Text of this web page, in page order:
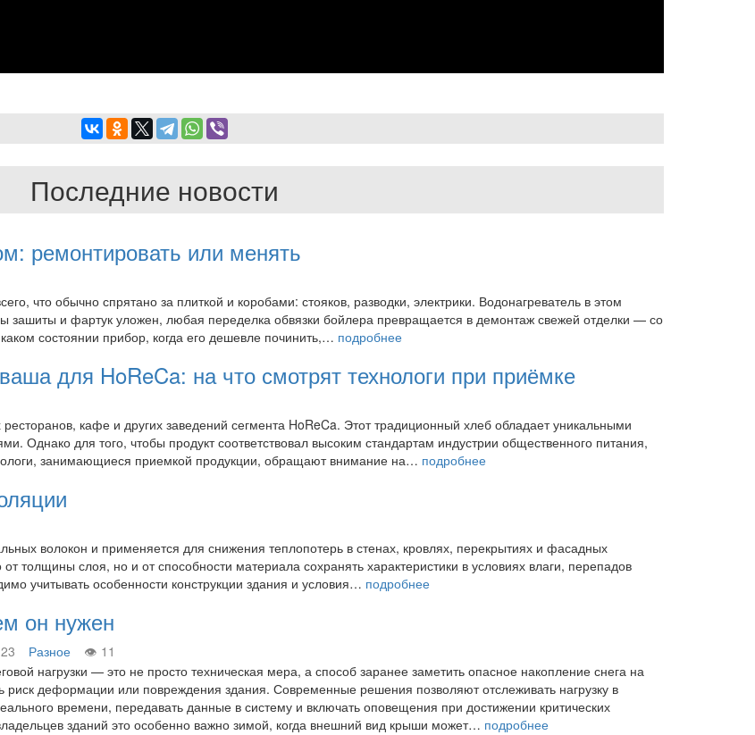
Последние новости
ремонтировать или менять
что обычно спрятано за плиткой и коробами: стояков, разводки, электрики. Водонагреватель в этом
зашиты и фартук уложен, любая переделка обвязки бойлера превращается в демонтаж свежей отделки — со
состоянии прибор, когда его дешевле починить,… подробнее
для HoReCa: на что смотрят технологи при приёмке
кафе и других заведений сегмента HoReCa. Этот традиционный хлеб обладает уникальными
Однако для того, чтобы продукт соответствовал высоким стандартам индустрии общественного питания,
занимающиеся приемкой продукции, обращают внимание на… подробнее
волокон и применяется для снижения теплопотерь в стенах, кровлях, перекрытиях и фасадных
толщины слоя, но и от способности материала сохранять характеристики в условиях влаги, перепадов
учитывать особенности конструкции здания и условия… подробнее
он нужен
Разное
11
нагрузки — это не просто техническая мера, а способ заранее заметить опасное накопление снега на
риск деформации или повреждения здания. Современные решения позволяют отслеживать нагрузку в
времени, передавать данные в систему и включать оповещения при достижении критических
зданий это особенно важно зимой, когда внешний вид крыши может… подробнее